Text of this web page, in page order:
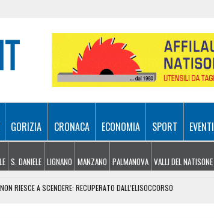
GORIZIA CRONACA ECONOMIA SPORT EVENTI
S. DANIELE LIGNANO MANZANO PALMANOVA VALLI DEL NATISONE
RIESCE A SCENDERE: RECUPERATO DALL’ELISOCCORSO